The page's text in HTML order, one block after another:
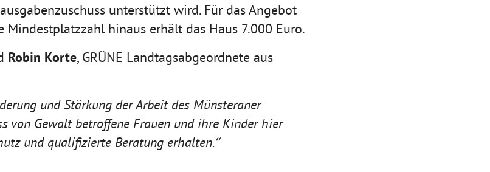
unterstützt wird. Für das Angebot
Mindestplatzzahl hinaus erhält das Haus 7.000 Euro.
Robin Korte, GRÜNE Landtagsabgeordnete aus
und Stärkung der Arbeit des Münsteraner
von Gewalt betroffene Frauen und ihre Kinder hier
und qualifizierte Beratung erhalten.“